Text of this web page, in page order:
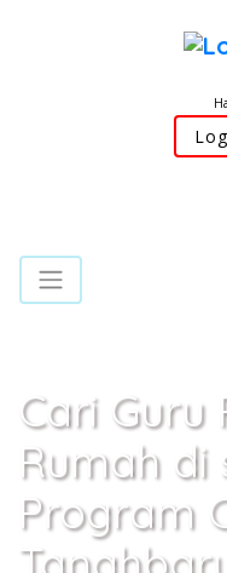
Cari Guru
Rumah di
Program